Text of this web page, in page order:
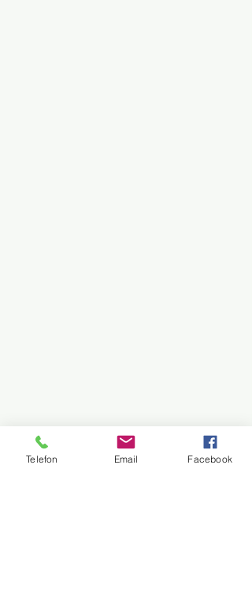
Telefon Email Facebook